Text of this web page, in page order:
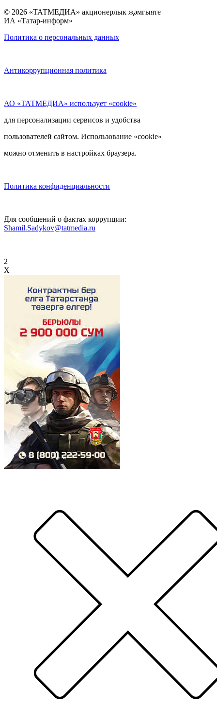
© 2026 «ТАТМЕДИА» акционерлык җәмгыяте
ИА «Татар-информ»
Политика о персональных данных
Антикоррупционная политика
АО «ТАТМЕДИА» использует «cookie»
для персонализации сервисов и удобства
пользователей сайтом. Использование «cookie»
можно отменить в настройках браузера.
Политика конфиденциальности
Для сообщений о фактах коррупции:
Shamil.Sadykov@tatmedia.ru
2
X